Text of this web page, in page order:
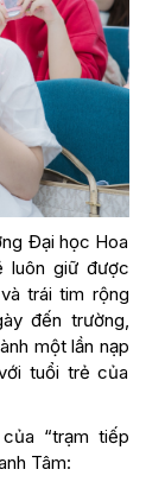
Đại học Hoa
luôn giữ được
trái tim rộng
đến trường,
một lần nạp
tuổi trẻ của
“trạm tiếp
Tâm: